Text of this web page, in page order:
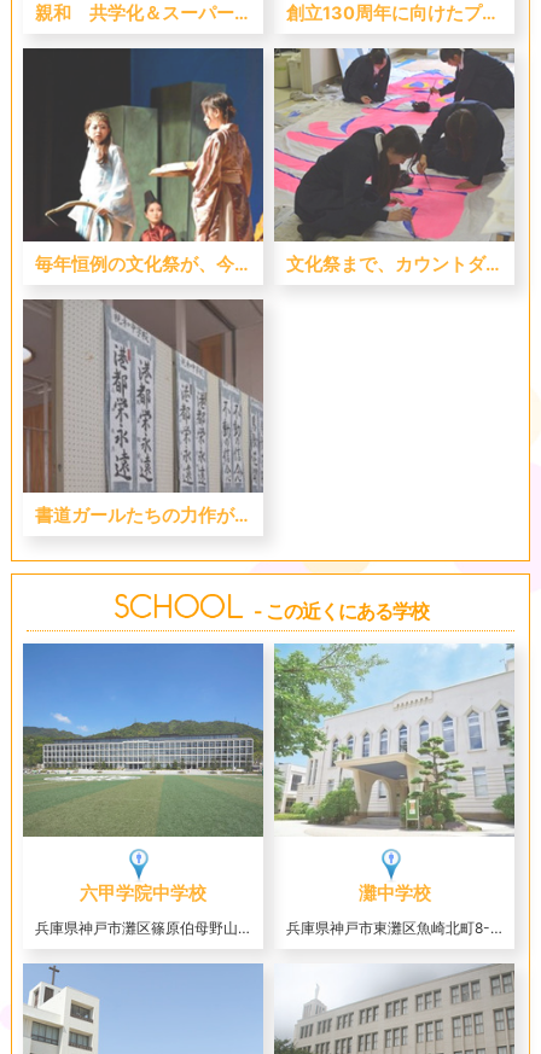
親和 共学化＆スーパーサイエンスハイスクール指定校 創立130周年に向けたプロジェクト！
毎年恒例の文化祭が、今年も盛況のうちに終了！ 文化祭まで、カウントダウン！
書道ガールたちの力作がズラリ！？
- この近くにある学校
六甲学院中学校
兵庫県神戸市灘区篠原伯母野山町2-4-1
灘中学校
兵庫県神戸市東灘区魚崎北町8-5-1